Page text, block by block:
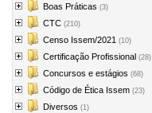
Boas Práticas (3)
CTC (210)
Censo Issem/2021 (10)
Certificação Profissional (28)
Concursos e estágios (68)
Código de Ética Issem (23)
Diversos (1)